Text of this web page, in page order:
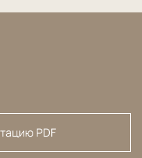
PDF